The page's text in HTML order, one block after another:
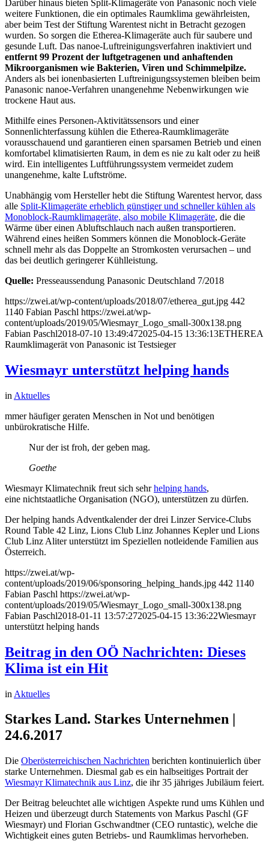
Darüber hinaus bieten Split-Klimageräte von Panasonic noch viele
weitere Funktionen, die ein optimales Raumklima gewährleisten,
aber beim Test der Stiftung Warentest nicht in Betracht gezogen
wurden. So sorgen die Etherea-Klimageräte auch für saubere und
gesunde Luft. Das nanoe-Luftreinigungsverfahren inaktiviert und
entfernt 99 Prozent der luftgetragenen und anhaftenden
Mikroorganismen wie Bakterien, Viren und Schimmelpilze.
Anders als bei ionenbasierten Luftreinigungssystemen bleiben beim
Panasonic nanoe-Verfahren unangenehme Nebenwirkungen wie
trockene Haut aus.
Mithilfe eines Personen-Aktivitätssensors und einer
Sonnenlichterfassung kühlen die Etherea-Raumklimageräte
vorausschauend und garantieren einen sparsamen Betrieb und einen
komfortabel klimatisierten Raum, in dem es nie zu kalt oder zu heiß
wird. Ein intelligentes Luftführungssystem vermeidet zudem
unangenehme, kalte Luftströme.
Unabhängig vom Hersteller hebt die Stiftung Warentest hervor, dass
alle Split-Klimageräte erheblich günstiger und schneller kühlen als
Monoblock-Raumklimageräte, also mobile Klimageräte, die die
Wärme über einen Abluftschlauch nach außen transportieren.
Während eines heißen Sommers können die Monoblock-Geräte
schnell mehr als das Doppelte an Stromkosten verursachen – und
das bei deutlich geringerer Kühlleistung.
Quelle: Presseaussendung Panasonic Deutschland 7/2018
https://zwei.at/wp-content/uploads/2018/07/etherea_gut.jpg 442
1140 Fabian Paschl https://zwei.at/wp-
content/uploads/2019/05/Wiesmayr_Logo_small-300x138.png
Fabian Paschl2018-07-10 13:49:472025-04-15 13:36:13ETHEREA
Raumklimagerät von Panasonic ist Testsieger
Wiesmayr unterstützt helping hands
in Aktuelles
mmer häufiger geraten Menschen in Not und benötigen
unbürokratische Hilfe.
Nur der ist froh, der geben mag.
Goethe
Wiesmayr Klimatechnik freut sich sehrhelping hands,
eine nichtstaatliche Organisation (NGO), unterstützen zu dürfen.
Der helping hands Adventkalender der drei Linzer Service-Clubs
Round Table 42 Linz, Lions Club Linz Johannes Kepler und Lions
Club Linz Aliter unterstützt im Speziellen notleidende Familien aus
Österreich.
https://zwei.at/wp-
content/uploads/2019/06/sponsoring_helping_hands.jpg 442 1140
Fabian Paschl https://zwei.at/wp-
content/uploads/2019/05/Wiesmayr_Logo_small-300x138.png
Fabian Paschl2018-01-11 13:57:272025-04-15 13:36:22Wiesmayr
unterstützt helping hands
Beitrag in den OÖ Nachrichten: Dieses
Klima ist ein Hit
in Aktuelles
Starkes Land. Starkes Unternehmen |
24.6.2017
Die Oberösterreichischen Nachrichten berichten kontinuierlich über
starke Unternehmen. Diesmal gab es ein halbseitiges Portrait der
Wiesmayr Klimatechnik aus Linz, die ihr 35 jähriges Jubiläum feiert.
Der Beitrag beleuchtet alle wichtigen Aspekte rund ums Kühlen und
Heizen und überzeugt durch Statements von Markus Paschl (GF
Wiesmayr) und Florian Gschwandtner (CEO runtastic), welche die
Wichtigkeit eines guten Betriebs- und Raumklimas hervorheben.